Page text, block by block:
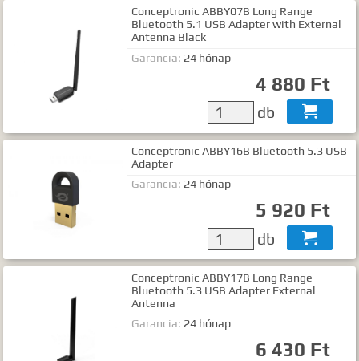
Conceptronic ABBY07B Long Range
Bluetooth 5.1 USB Adapter with External
Antenna Black
Garancia: 24 hónap
4 880 Ft
db 
Conceptronic ABBY16B Bluetooth 5.3 USB
Adapter
Garancia: 24 hónap
5 920 Ft
db 
Conceptronic ABBY17B Long Range
Bluetooth 5.3 USB Adapter External
Antenna
Garancia: 24 hónap
6 430 Ft